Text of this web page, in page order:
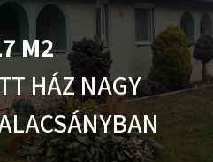
M2
HÁZ NAGY